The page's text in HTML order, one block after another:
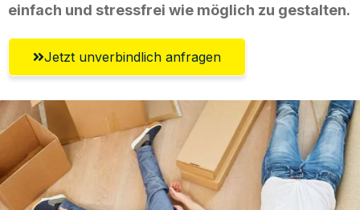
einfach und stressfrei wie möglich zu gestalten.
Jetzt unverbindlich anfragen